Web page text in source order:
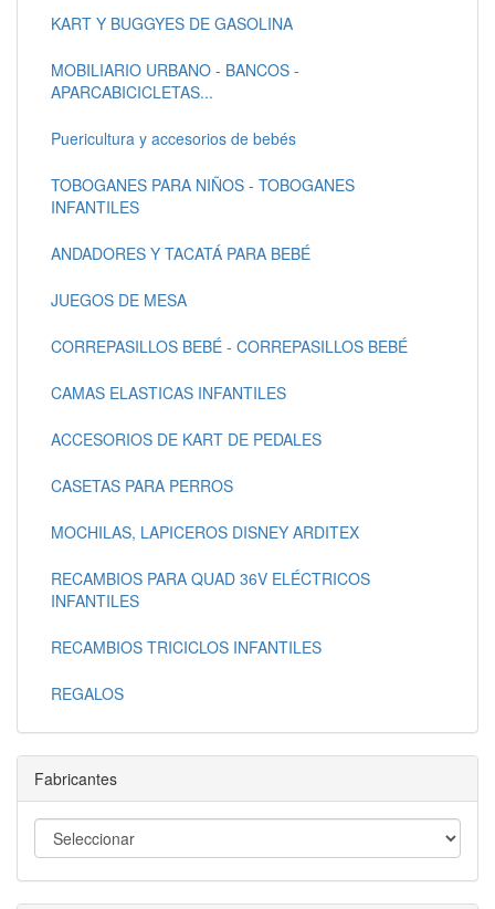
KART Y BUGGYES DE GASOLINA
MOBILIARIO URBANO - BANCOS -
APARCABICICLETAS...
Puericultura y accesorios de bebés
TOBOGANES PARA NIÑOS - TOBOGANES
INFANTILES
ANDADORES Y TACATÁ PARA BEBÉ
JUEGOS DE MESA
CORREPASILLOS BEBÉ - CORREPASILLOS BEBÉ
CAMAS ELASTICAS INFANTILES
ACCESORIOS DE KART DE PEDALES
CASETAS PARA PERROS
MOCHILAS, LAPICEROS DISNEY ARDITEX
RECAMBIOS PARA QUAD 36V ELÉCTRICOS
INFANTILES
RECAMBIOS TRICICLOS INFANTILES
REGALOS
Fabricantes